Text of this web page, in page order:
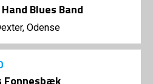
Blues Band
Odense
Fonnesbæk